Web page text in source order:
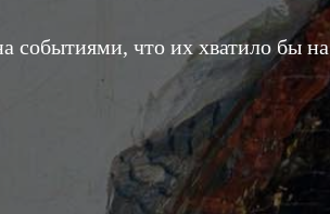
событиями, что их хватило бы на